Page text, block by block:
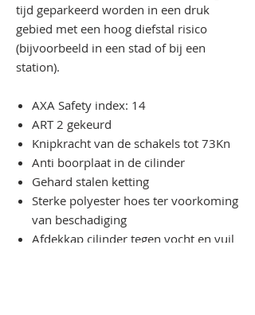
tijd geparkeerd worden in een druk
gebied met een hoog diefstal risico
(bijvoorbeeld in een stad of bij een
station).
AXA Safety index: 14
ART 2 gekeurd
Knipkracht van de schakels tot 73Kn
Anti boorplaat in de cilinder
Gehard stalen ketting
Sterke polyester hoes ter voorkoming
van beschadiging
Afdekkap cilinder tegen vocht en vuil